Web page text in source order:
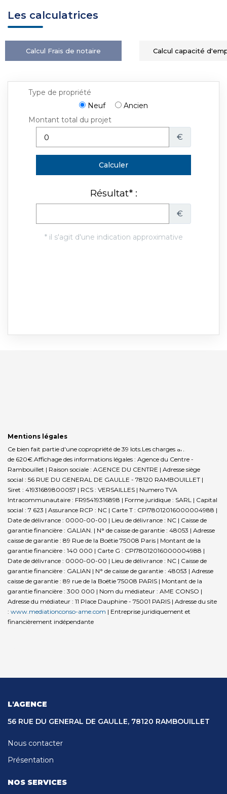
Les calculatrices
Calcul Frais de notaire Calcul capacité
Mentions légales
Ce bien fait partie d'une copropriété de 39 lots.Les charges annuelles sont
de 620€. Affichage des informations légales : Agence du Centre -
Rambouillet | Raison sociale : AGENCE DU CENTRE | Adresse siège
social : 56 RUE DU GENERAL DE GAULLE - 78120 RAMBOUILLET |
Siret : 41931689800057 | RCS : VERSAILLES | Numero TVA
Intracommunautaire : FR95419316898 | Forme juridique : SARL | Capital
social : 7 623 | Assurance RCP : NC | Carte T : CPI78012016000004988 |
Date de délivrance : 0000-00-00 | Lieu de délivrance : NC | Caisse de
garantie financière : GALIAN. | N° de caisse de garantie : 48053 | Adresse
caisse de garantie : 89 Rue de la Boétie 75008 Paris | Montant de la
garantie financière : 140 000 | Carte G : CPI78012016000004988 |
Date de délivrance : 0000-00-00 | Lieu de délivrance : NC | Caisse de
garantie financière : GALIAN | N° de caisse de garantie : 48053 | Adresse
caisse de garantie : 89 rue de la Boëtie 75008 PARIS | Montant de la
garantie financière : 300 000 | Nom du médiateur : AME CONSO |
Adresse du médiateur : 11 Place Dauphine - 75001 PARIS | Adresse du site
: www.mediationconso-ame.com | Entreprise juridiquement et
financièrement indépendante
L'AGENCE
56 RUE DU GENERAL DE GAULLE, 78120 RAMBOUILLET
Nous contacter
Présentation
NOS SERVICES